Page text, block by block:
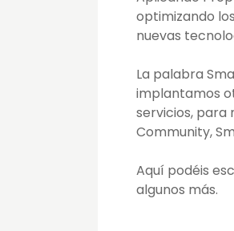
optimizando
nuevas
La palabra
implantamos
servicios, para
Community,
Aquí podéis
algunos más.